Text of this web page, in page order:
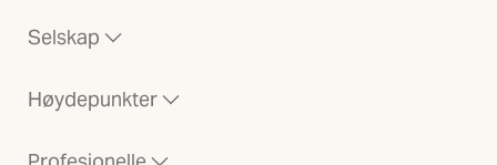
Selskap
Høydepunkter